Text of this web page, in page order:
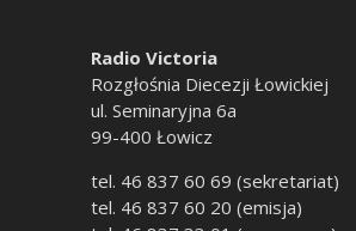
Radio Victoria
Rozgłośnia Diecezji Łowickiej
ul. Seminaryjna 6a
99-400 Łowicz
tel. 46 837 60 69 (sekretariat)
tel. 46 837 60 20 (emisja)